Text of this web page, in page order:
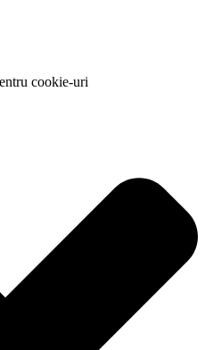
cookie-uri